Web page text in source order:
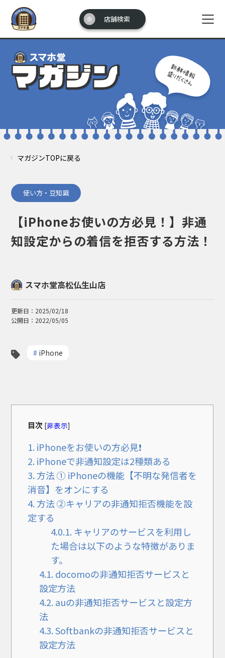
店舗検索
マガジンTOPに戻る
使い方・豆知識
【iPhoneお使いの方必見！】非通
知設定からの着信を拒否する方法！
スマホ堂高松仏生山店
更新日：2025/02/18
公開日：2022/05/05
# iPhone
目次 [非表示]
1. iPhoneをお使いの方必見❗
2. iPhoneで非通知設定は2種類ある
3. 方法 ① iPhoneの機能【不明な発信者を
消音】をオンにする
4. 方法 ②キャリアの非通知拒否機能を設
定する
4.0.1. キャリアのサービスを利用し
た場合は以下のような特徴がありま
す。
4.1. docomoの非通知拒否サービスと
設定方法
4.2. auの非通知拒否サービスと設定方
法
4.3.Softbankの非通知拒否サービスと
設定方法